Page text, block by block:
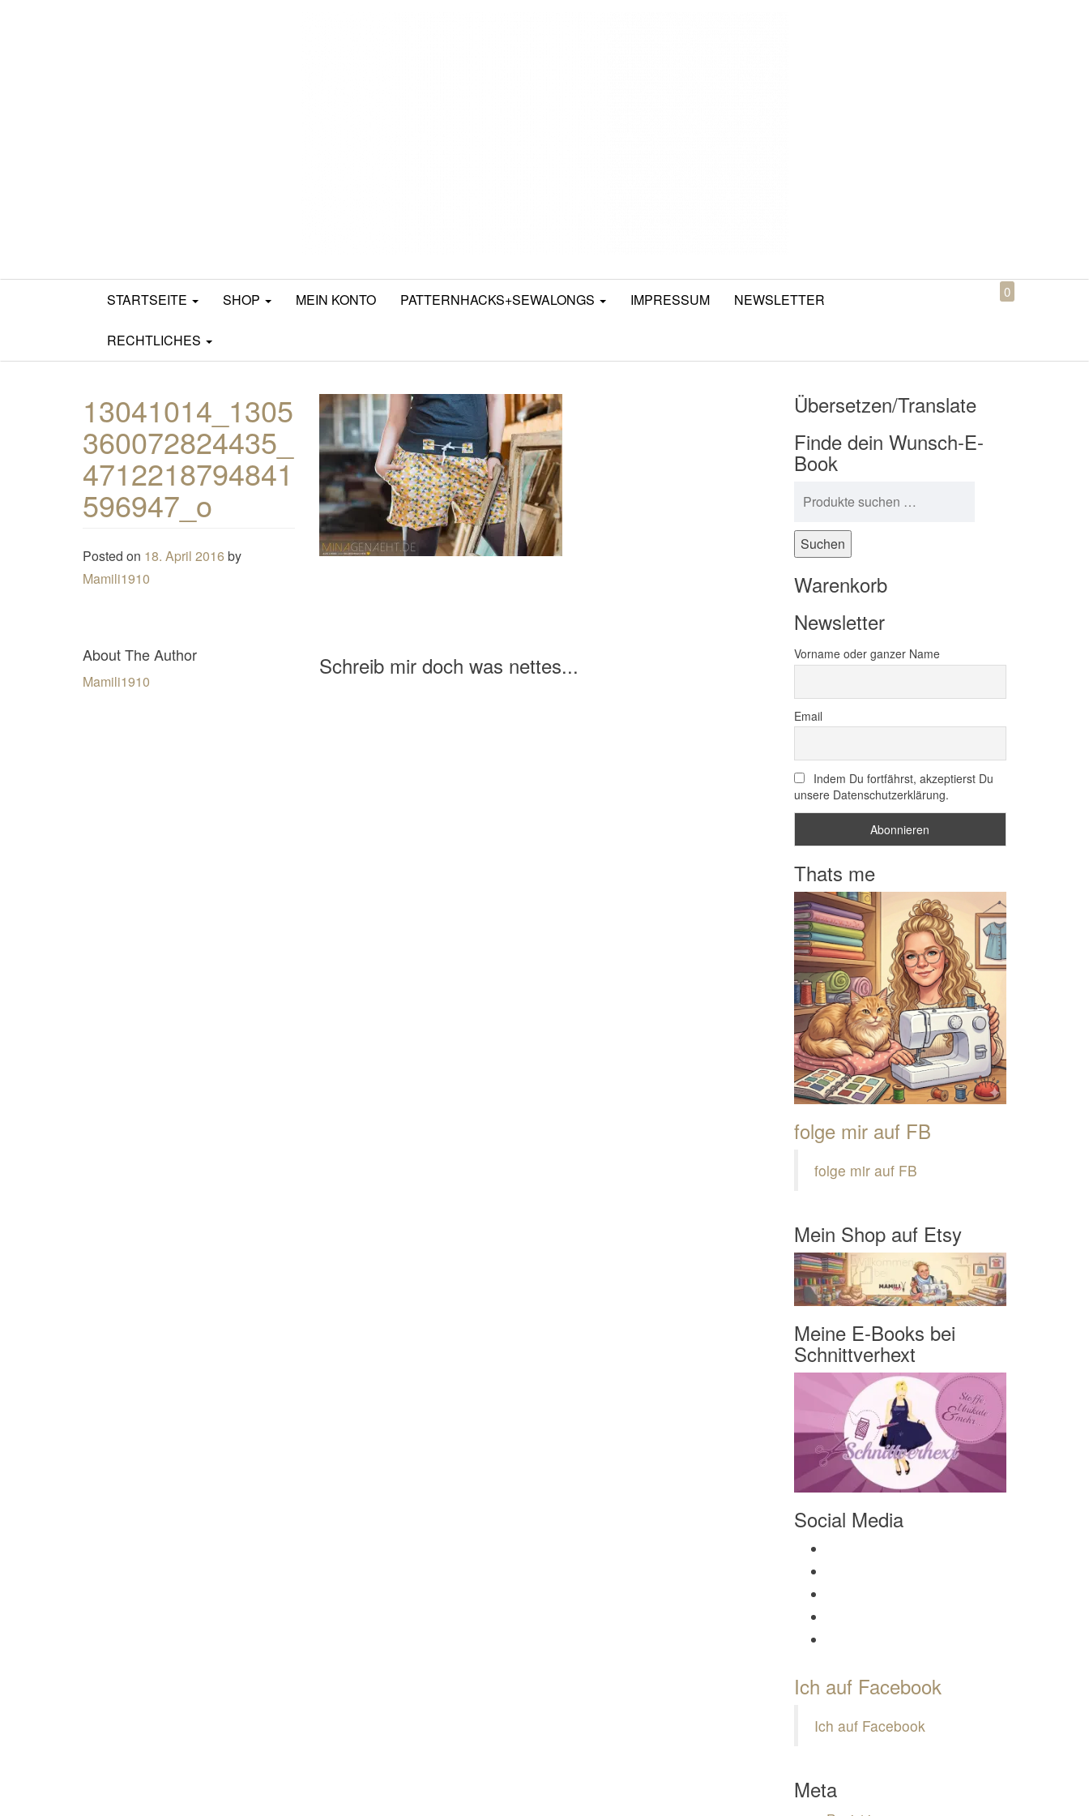
Mamili1910
STARTSEITE SHOP MEIN KONTO PATTERNHACKS+SEWALONGS IMPRESSUM NEWSLETTER
RECHTLICHES
0
13041014_1305
360072824435_
4712218794841
596947_o
Posted on 18. April 2016 by
Mamili1910
About The Author
Mamili1910
Schreib mir doch was nettes...
Übersetzen/Translate
Finde dein Wunsch-E-
Book
Suchen
Warenkorb
Newsletter
Vorname oder ganzer Name
Email
Indem Du fortfährst, akzeptierst Du
unsere Datenschutzerklärung.
Thats me
folge mir auf FB
folge mir auf FB
Mein Shop auf Etsy
Meine E-Books bei
Schnittverhext
Social Media
Ich auf Facebook
Ich auf Facebook
Meta